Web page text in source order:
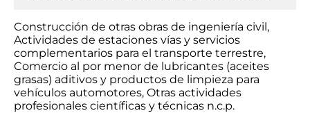
Construcción de otras obras de ingeniería civil,
Actividades de estaciones vías y servicios
complementarios para el transporte terrestre,
Comercio al por menor de lubricantes (aceites
grasas) aditivos y productos de limpieza para
vehículos automotores, Otras actividades
profesionales científicas y técnicas n.c.p.